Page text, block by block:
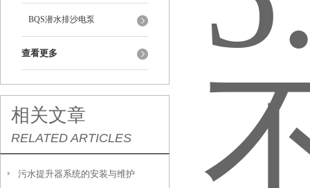
BQS潜水排沙电泵
查看更多
相关文章
RELATED ARTICLES
污水提升器系统的安装与维护